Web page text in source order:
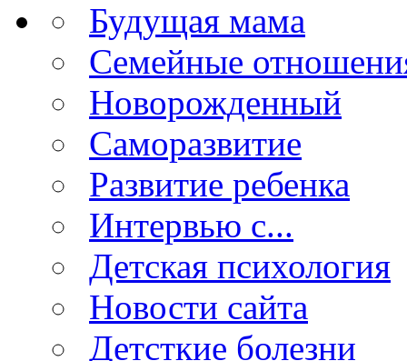
Будущая мама
Семейные
Новорожденный
Саморазвитие
Развитие ребенка
Интервью с...
Детская психология
Новости сайта
Детсткие болезни